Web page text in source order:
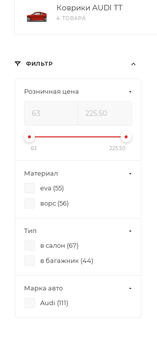
Коврики AUDI TT
4 ТОВАРА
ФИЛЬТР
Розничная цена
63 225.50
Материал
eva (55)
ворс (56)
Тип
в салон (67)
в багажник (44)
Марка авто
Audi (111)